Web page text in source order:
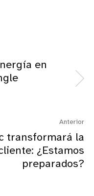
en
Anterior
transformará la
¿Estamos
preparados?